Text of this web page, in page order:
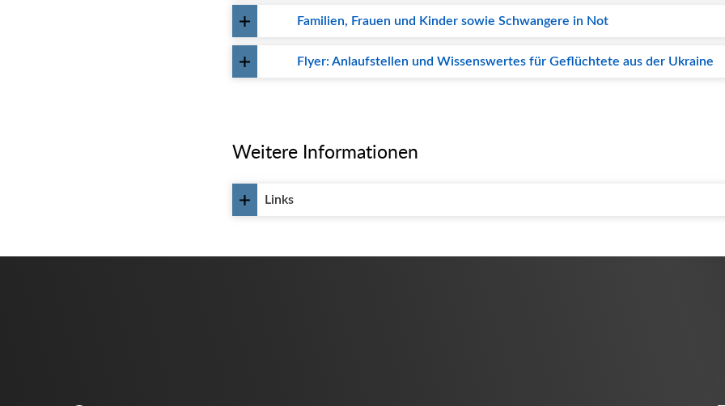
Familien, Frauen und Kinder sowie Schwangere in Not
Flyer: Anlaufstellen und Wissenswertes für Geflüchtete aus der Ukraine
Weitere Informationen
Links